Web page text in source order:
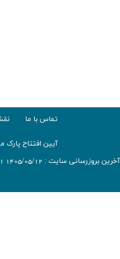
تماس با ما
آیین افتتاح پارک
آخرین بروزرسانی سایت : 1405/05/12 11:41